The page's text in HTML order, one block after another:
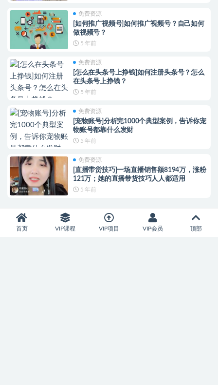
免费资源
[如何推广视频号]如何推广视频号？自己如何
做视频号？
5 年前
免费资源
[怎么在头条号上挣钱]如何注册头条号？怎么
在头条号上挣钱？
5 年前
免费资源
[宠物账号]分析完1000个典型案例，告诉你宠
物账号都靠什么发财
5 年前
免费资源
[直播带货技巧]一场直播销售额8194万，涨粉
121万；她的直播带货技巧人人都适用
5 年前
首页 VIP课程 VIP项目 VIP会员 顶部